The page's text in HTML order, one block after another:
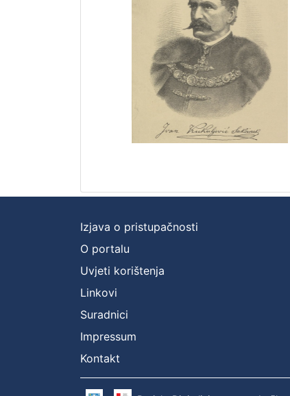
Izjava o pristupačnosti
O portalu
Uvjeti korištenja
Linkovi
Suradnici
Impressum
Kontakt